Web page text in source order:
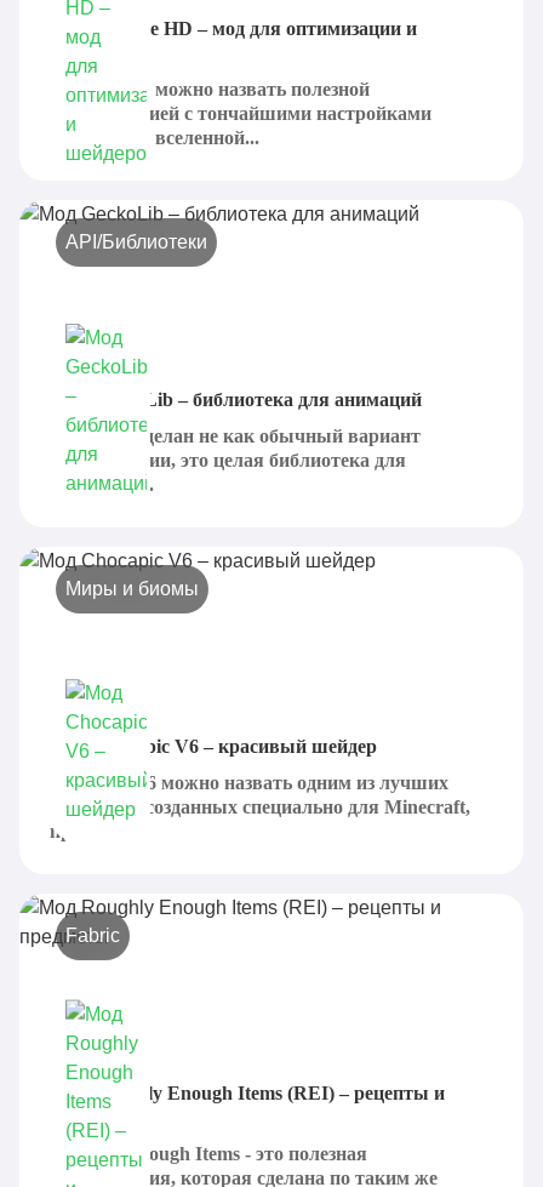
Мод Optifine HD – мод для оптимизации и
шейдеров
Optifine HD можно назвать полезной
модификацией с тончайшими настройками
графики во вселенной...
API/Библиотеки
Мод GeckoLib – библиотека для анимаций
GeckoLib сделан не как обычный вариант
модификации, это целая библиотека для
вселенной...
Миры и биомы
Мод Chocapic V6 – красивый шейдер
Chocapic V6 можно назвать одним из лучших
шейдеров, созданных специально для Minecraft,
причем...
Fabric
Мод Roughly Enough Items (REI) – рецепты и
Roughly Enough Items - это полезная
модификация, которая сделана по таким же